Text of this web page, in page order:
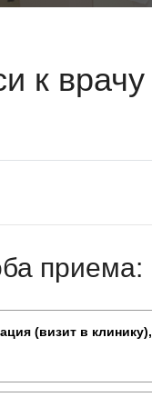
к врачу
приема:
(визит в клинику),